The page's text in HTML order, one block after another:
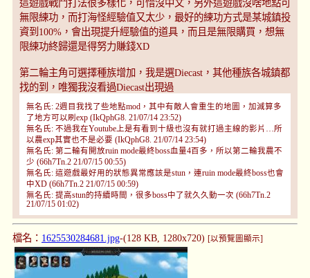
這遊戲戰鬥打法很多樣化，可惜沒中文，另外這遊戲沒啥地點可
無限練功，而打海怪經驗值又太少，最好的練功方式是某城鎮投
資到100%，會出現提升經驗值的道具，而且是無限購買，想無
限練功終歸還是得努力賺錢XD
第二輪主角可選擇種族增加，我是選Diecast，其他種族各城鎮都
找的到，唯獨我沒看過Diecast出現過
無名氏: 2週目我找了些地點mod，其中有敵人會重生的地圖，加減算多
了地方可以刷exp (IkQphG8. 21/07/14 23:52)
無名氏: 不過我在Youtube上是有看到十級也沒有就打過主線的影片…所
以農exp其實也不是必要 (IkQphG8. 21/07/14 23:54)
無名氏: 第二輪有開放ruin mode最終boss血量4百多，所以第二輪我農不
少 (66h7Tn.2 21/07/15 00:55)
無名氏: 這遊戲最好用的狀態異常應該是stun，連ruin mode最終boss也會
中XD (66h7Tn.2 21/07/15 00:59)
無名氏: 提高stun的持續時間，很多boss中了就久久動一次 (66h7Tn.2
21/07/15 01:02)
檔名： 1625530284681.jpg-(128 KB, 1280x720) [以預覽圖顯示]